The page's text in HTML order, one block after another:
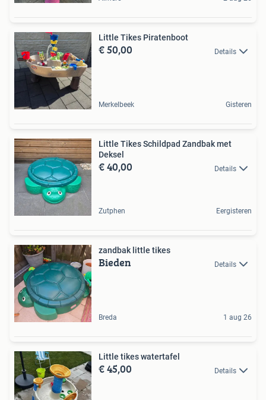
Little Tikes Piratenboot
€ 50,00 Details
Merkelbeek Gisteren
Little Tikes Schildpad Zandbak met
Deksel
€ 40,00 Details
Zutphen Eergisteren
zandbak little tikes
Bieden Details
Breda 1 aug 26
Little tikes watertafel
€ 45,00 Details